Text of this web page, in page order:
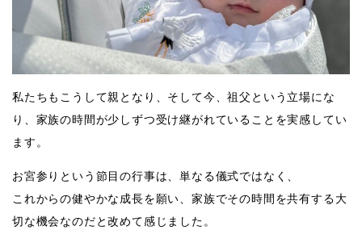
私たちもこうして親となり、そして今、祖父という立場にな
り、家族の時間が少しずつ受け継がれていることを実感してい
ます。
お宮参りという節目の行事は、単なる儀式ではなく、
これからの健やかな成長を願い、家族でその時間を共有する大
切な機会なのだと改めて感じました。